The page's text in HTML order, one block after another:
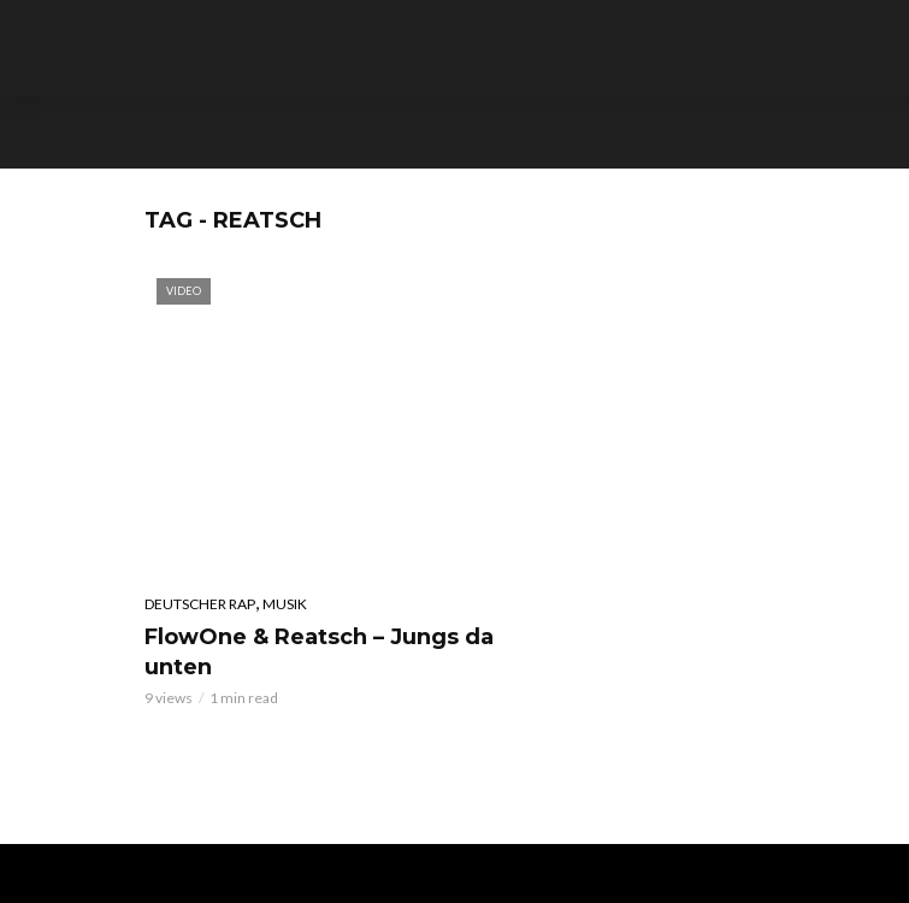
TAG - REATSCH
VIDEO
DEUTSCHER RAP, MUSIK
FlowOne & Reatsch – Jungs da
unten
9 views 1 min read